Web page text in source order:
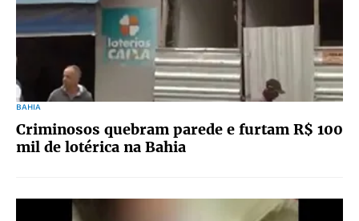
BAHIA
Criminosos quebram parede e furtam R$ 100
mil de lotérica na Bahia